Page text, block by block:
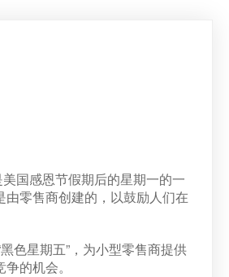
国感恩节假期后的星期一的一
由零售商创建的，以鼓励人们在
色星期五”，为小型零售商提供
的机会。